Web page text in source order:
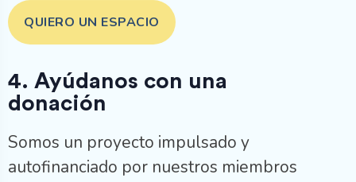
QUIERO UN ESPACIO
4. Ayúdanos con una
donación
Somos un proyecto impulsado y
autofinanciado por nuestros miembros